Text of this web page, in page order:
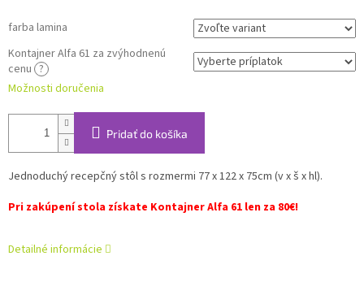
farba lamina
Kontajner Alfa 61 za zvýhodnenú
cenu ?
Možnosti doručenia
Pridať do košíka
Jednoduchý recepčný stôl s rozmermi 77 x 122 x 75cm (v x š x hl).
Pri zakúpení stola získate Kontajner Alfa 61 len za 80€!
Detailné informácie